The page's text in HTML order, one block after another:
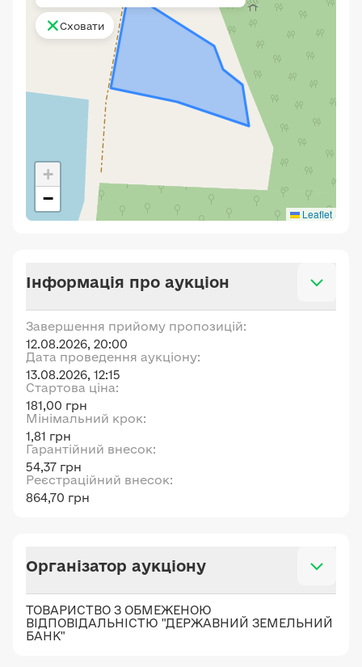
+
−
Leaflet
Сховати
Інформація про аукціон
Завершення прийому пропозицій:
12.08.2026, 20:00
Дата проведення аукціону:
13.08.2026, 12:15
Стартова ціна:
181,00 грн
Мінімальний крок:
1,81 грн
Гарантійний внесок:
54,37 грн
Реєстраційний внесок:
864,70 грн
Організатор аукціону
ТОВАРИСТВО З ОБМЕЖЕНОЮ
ВІДПОВІДАЛЬНІСТЮ "ДЕРЖАВНИЙ ЗЕМЕЛЬНИЙ
БАНК"